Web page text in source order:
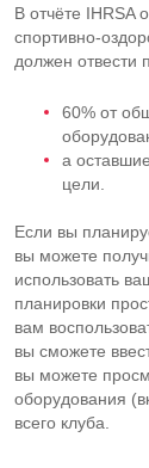
В отчёте IHRSA
спортивно-
должен отвести
60% от
а
цели.
Если вы
вы можете
использовать
планировки
вам
вы сможете
вы можете
оборудования
всего клуба.